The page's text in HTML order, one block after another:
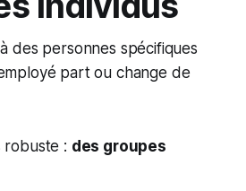
des personnes spécifiques
part ou change de
robuste : des groupes